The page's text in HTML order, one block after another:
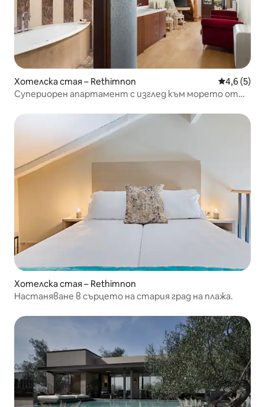
Хотелска стая – Rethimnon Средна
4,6 (5)
Супериорен апартамент с изглед към морето от
Хотелска стая – Rethimnon
Настаняване в сърцето на стария град на плажа.